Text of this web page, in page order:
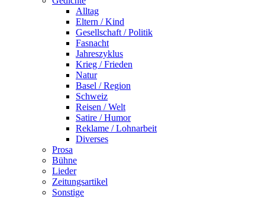
Alltag
Eltern / Kind
Gesellschaft / Politik
Fasnacht
Jahreszyklus
Krieg / Frieden
Natur
Basel / Region
Schweiz
Reisen / Welt
Satire / Humor
Reklame / Lohnarbeit
Diverses
Prosa
Bühne
Lieder
Zeitungsartikel
Sonstige